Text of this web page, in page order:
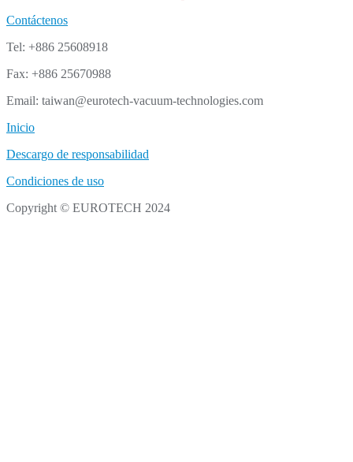
Contáctenos
Tel: +886 25608918
Fax: +886 25670988
Email: taiwan@eurotech-vacuum-technologies.com
Inicio
Descargo de responsabilidad
Condiciones de uso
Copyright © EUROTECH 2024